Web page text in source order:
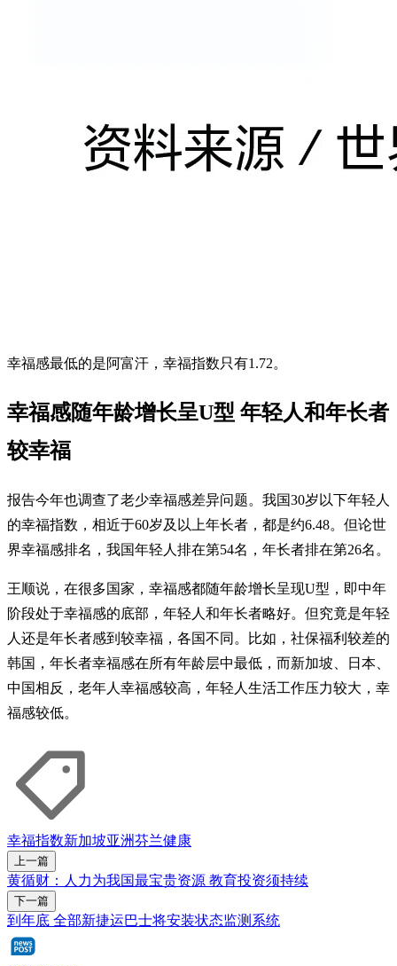
幸福感最低的是阿富汗，幸福指数只有1.72。
幸福感随年龄增长呈U型 年轻人和年长者
较幸福
报告今年也调查了老少幸福感差异问题。我国30岁以下年轻人
的幸福指数，相近于60岁及以上年长者，都是约6.48。但论世
界幸福感排名，我国年轻人排在第54名，年长者排在第26名。
王顺说，在很多国家，幸福感都随年龄增长呈现U型，即中年
阶段处于幸福感的底部，年轻人和年长者略好。但究竟是年轻
人还是年长者感到较幸福，各国不同。比如，社保福利较差的
韩国，年长者幸福感在所有年龄层中最低，而新加坡、日本、
中国相反，老年人幸福感较高，年轻人生活工作压力较大，幸
福感较低。
幸福指数新加坡亚洲芬兰健康
上一篇
黄循财：人力为我国最宝贵资源 教育投资须持续
下一篇
到年底 全部新捷运巴士将安装状态监测系统